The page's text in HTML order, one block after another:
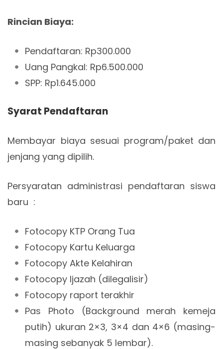
Rincian Biaya:
Pendaftaran: Rp300.000
Uang Pangkal: Rp6.500.000
SPP: Rp1.645.000
Syarat Pendaftaran
Membayar biaya sesuai program/paket dan
jenjang yang dipilih.
Persyaratan administrasi pendaftaran siswa
baru :
Fotocopy KTP Orang Tua
Fotocopy Kartu Keluarga
Fotocopy Akte Kelahiran
Fotocopy Ijazah (dilegalisir)
Fotocopy raport terakhir
Pas Photo (Background merah kemeja
putih) ukuran 2×3, 3×4 dan 4×6 (masing-
masing sebanyak 5 lembar).